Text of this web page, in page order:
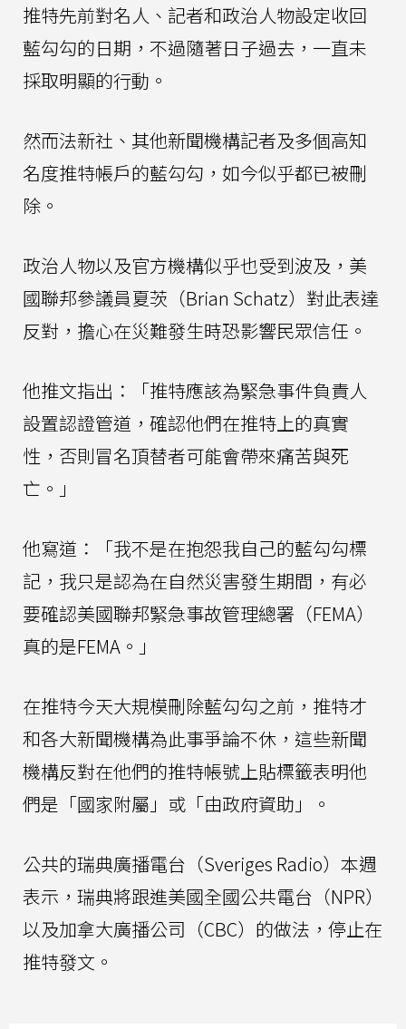
推特先前對名人、記者和政治人物設定收回
藍勾勾的日期，不過隨著日子過去，一直未
採取明顯的行動。
然而法新社、其他新聞機構記者及多個高知
名度推特帳戶的藍勾勾，如今似乎都已被刪
除。
政治人物以及官方機構似乎也受到波及，美
國聯邦參議員夏茨（Brian Schatz）對此表達
反對，擔心在災難發生時恐影響民眾信任。
他推文指出：「推特應該為緊急事件負責人
設置認證管道，確認他們在推特上的真實
性，否則冒名頂替者可能會帶來痛苦與死
亡。」
他寫道：「我不是在抱怨我自己的藍勾勾標
記，我只是認為在自然災害發生期間，有必
要確認美國聯邦緊急事故管理總署（FEMA）
真的是FEMA。」
在推特今天大規模刪除藍勾勾之前，推特才
和各大新聞機構為此事爭論不休，這些新聞
機構反對在他們的推特帳號上貼標籤表明他
們是「國家附屬」或「由政府資助」。
公共的瑞典廣播電台（Sveriges Radio）本週
表示，瑞典將跟進美國全國公共電台（NPR）
以及加拿大廣播公司（CBC）的做法，停止在
推特發文。